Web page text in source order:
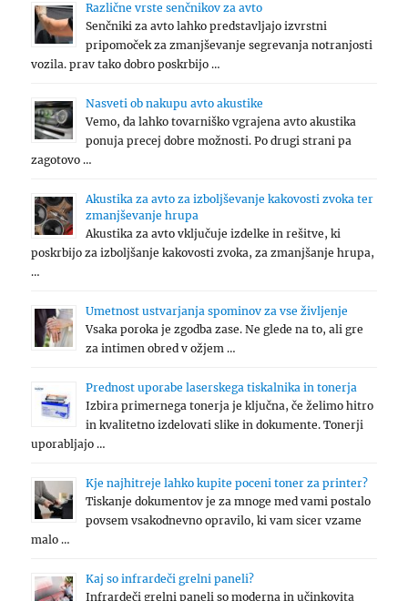
Različne vrste senčnikov za avto
Senčniki za avto lahko predstavljajo izvrstni
pripomoček za zmanjševanje segrevanja notranjosti
vozila. prav tako dobro poskrbijo …
Nasveti ob nakupu avto akustike
Vemo, da lahko tovarniško vgrajena avto akustika
ponuja precej dobre možnosti. Po drugi strani pa
zagotovo …
Akustika za avto za izboljševanje kakovosti zvoka ter
zmanjševanje hrupa
Akustika za avto vključuje izdelke in rešitve, ki
poskrbijo za izboljšanje kakovosti zvoka, za zmanjšanje hrupa,
…
Umetnost ustvarjanja spominov za vse življenje
Vsaka poroka je zgodba zase. Ne glede na to, ali gre
za intimen obred v ožjem …
Prednost uporabe laserskega tiskalnika in tonerja
Izbira primernega tonerja je ključna, če želimo hitro
in kvalitetno izdelovati slike in dokumente. Tonerji
uporabljajo …
Kje najhitreje lahko kupite poceni toner za printer?
Tiskanje dokumentov je za mnoge med vami postalo
povsem vsakodnevno opravilo, ki vam sicer vzame
malo …
Kaj so infrardeči grelni paneli?
Infrardeči grelni paneli so moderna in učinkovita